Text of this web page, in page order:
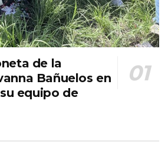
de la
Bañuelos en
equipo de